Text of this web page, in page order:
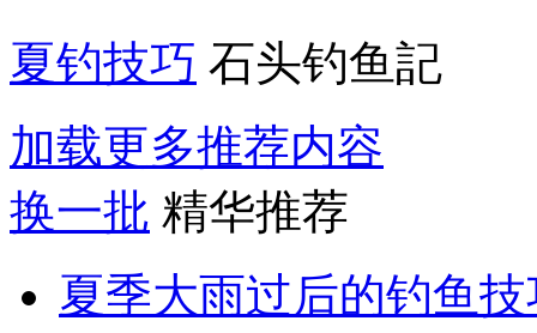
夏钓技巧 石头钓鱼記
加载更多推荐内容
换一批 精华推荐
夏季大雨过后的钓鱼